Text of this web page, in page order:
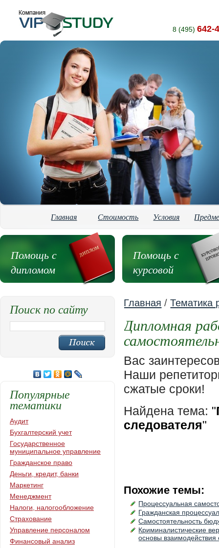
8 (495) 642-
Главная Стоимость Условия
Помощь с
дипломом
Помощь с
курсовой
Главная /Тематика
Дипломная
Вас
Наши
сжатые сроки!
Найдена тема: "
следователя"
Похожие темы:
Процессуальная
Гражданская
Самостоятельность
Криминалистические
основы
Поиск по сайту
Популярные
тематики
Аудит
Бухгалтерский учет
Государственное
муниципальное управление
Гражданское право
Деньги, кредит, банки
Маркетинг
Менеджмент
Налоги, налогообложение
Страхование
Управление персоналом
Финансовый анализ